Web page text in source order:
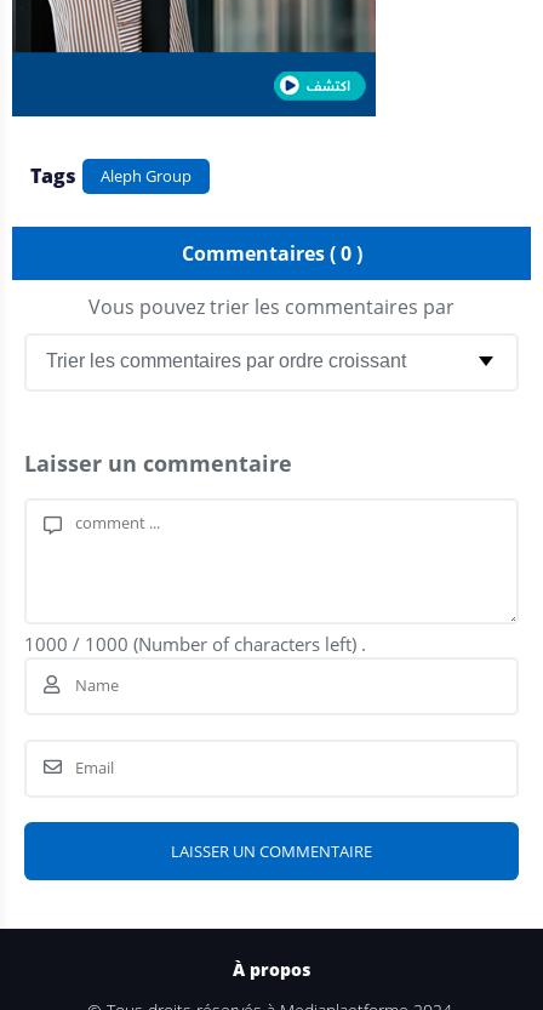
Tags Aleph Group
Commentaires ( 0 )
Vous pouvez trier les commentaires par
Laisser un commentaire
1000 / 1000 (Number of characters left) .
À propos